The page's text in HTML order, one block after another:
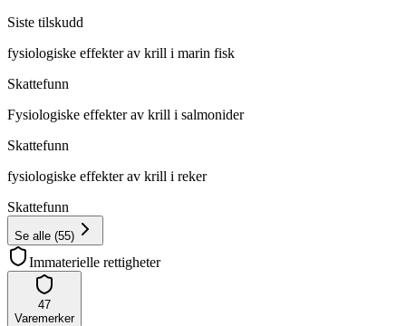
Siste tilskudd
fysiologiske effekter av krill i marin fisk
Skattefunn
Fysiologiske effekter av krill i salmonider
Skattefunn
fysiologiske effekter av krill i reker
Skattefunn
Se alle (55)
Immaterielle rettigheter
47
Varemerker